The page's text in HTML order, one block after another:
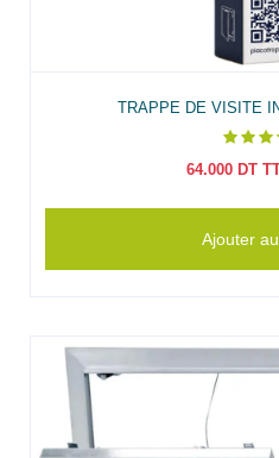
TRAPPE DE VISITE
64.000 DT
Ajouter